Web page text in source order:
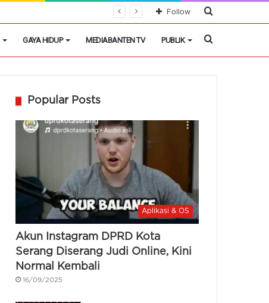
Cari
Follow
GAYA HIDUP MEDIABANTEN TV PUBLIK Cari
Popular Posts
Aplikasi & OS
Akun Instagram DPRD Kota
Serang Diserang Judi Online, Kini
Normal Kembali
16/09/2025